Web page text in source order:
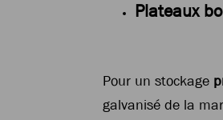
Plateaux
Pour un stockage
galvanisé de la